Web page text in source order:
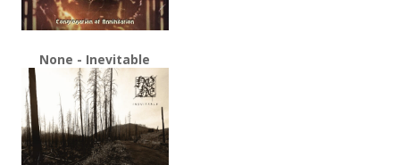
None - Inevitable